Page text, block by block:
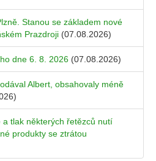
Stanou se základem nové
Prazdroji (07.08.2026)
dne 6. 8. 2026 (07.08.2026)
Albert, obsahovaly méně
a tlak některých řetězců nutí
produkty se ztrátou